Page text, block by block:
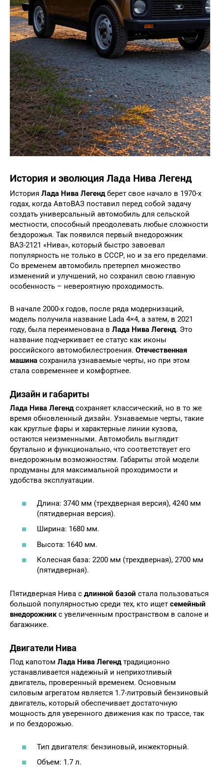
История и эволюция Лада Нива Легенд
История Лада Нива Легендберет свое начало в 1970-х
годах, когда АвтоВАЗ поставил перед собой задачу
создать универсальный автомобиль для сельской
местности, способный преодолевать любые сложности
бездорожья. Так появился первый внедорожник
ВАЗ-2121 «Нива», который быстро завоевал
популярность не только в СССР, но и за его пределами.
Со временем автомобиль претерпел множество
изменений и улучшений, но сохранил свою главную
особенность – невероятную проходимость.
В начале 2000-х годов, после ряда модернизаций,
модель получила название Lada 4×4, а затем, в 2021
году, была переименована в Лада Нива Легенд. Это
название подчеркивает ее статус как иконы
российского автомобилестроения. Отечественная
машина сохранила узнаваемые черты, но при этом
стала современнее и комфортнее.
Дизайн и габариты
Лада Нива Легендсохраняет классический, но в то же
время обновленный дизайн. Узнаваемые черты, такие
как круглые фары и характерные линии кузова,
остаются неизменными. Автомобиль выглядит
брутально и функционально, что соответствует его
внедорожным возможностям. Габариты этой модели
продуманы для максимальной проходимости и
удобства эксплуатации.
Длина: 3740 мм (трехдверная версия), 4240 мм
(пятидверная версия).
Ширина: 1680 мм.
Высота: 1640 мм.
Колесная база: 2200 мм (трехдверная), 2700 мм
(пятидверная).
Пятидверная Нива с длинной базой стала пользоваться
большой популярностью среди тех, кто ищет семейный
внедорожникс увеличенным пространством в салоне и
багажнике.
Двигатели Нива
Под капотом Лада Нива Легендтрадиционно
устанавливается надежный и неприхотливый
двигатель, проверенный временем. Основным
силовым агрегатом является 1.7-литровый бензиновый
двигатель, который обеспечивает достаточную
мощность для уверенного движения как по трассе, так
и по бездорожью.
Тип двигателя: бензиновый, инжекторный.
Объем: 1.7 л.